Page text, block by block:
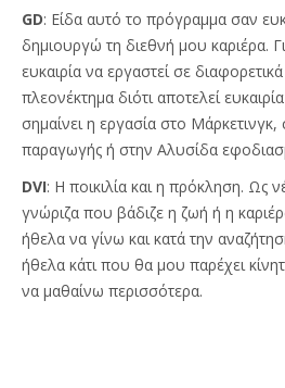
GD: Είδα αυτό το πρόγραμμα σαν
δημιουργώ τη διεθνή μου καριέρα.
ευκαιρία να εργαστεί σε
πλεονέκτημα διότι αποτελεί
σημαίνει η εργασία στο
παραγωγής ή στην Αλυσίδα
DVI: Η ποικιλία και η πρόκληση. Ως
γνώριζα που βάδιζε η ζωή ή η
ήθελα να γίνω και κατά την
ήθελα κάτι που θα μου παρέχει
να μαθαίνω περισσότερα.